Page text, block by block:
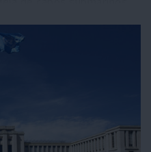
Perito em “educar
sobre o que é